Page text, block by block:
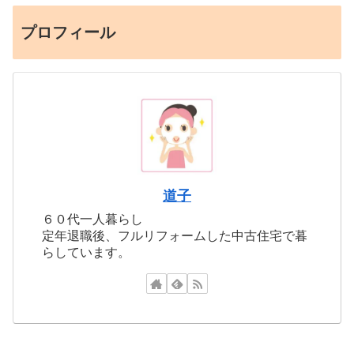
プロフィール
道子
６０代一人暮らし
定年退職後、フルリフォームした中古住宅で暮
らしています。